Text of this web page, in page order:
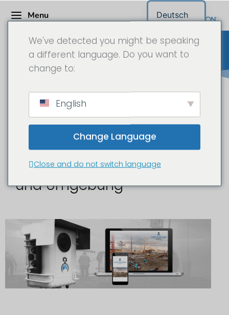
Menu
Baustellenkamera Bremen
Baustellenzeitraffer und
Dokumentation in Bremen
und Umgebung
We've detected you might be speaking
a different language. Do you want to
change to:
English
Change Language
Close and do not switch language
Deutsch